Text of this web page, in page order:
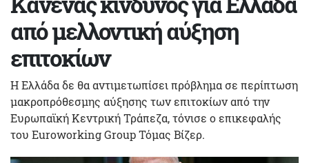
από μελλοντική αύξηση
επιτοκίων
Η Ελλάδα δε θα αντιμετωπίσει πρόβλημα σε περίπτωση
μακροπρόθεσμης αύξησης των επιτοκίων από την
Ευρωπαϊκή Κεντρική Τράπεζα, τόνισε ο επικεφαλής
του Euroworking Group Τόμας Βίζερ.